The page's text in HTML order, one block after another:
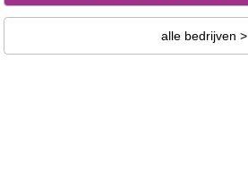
alle bedrijven >